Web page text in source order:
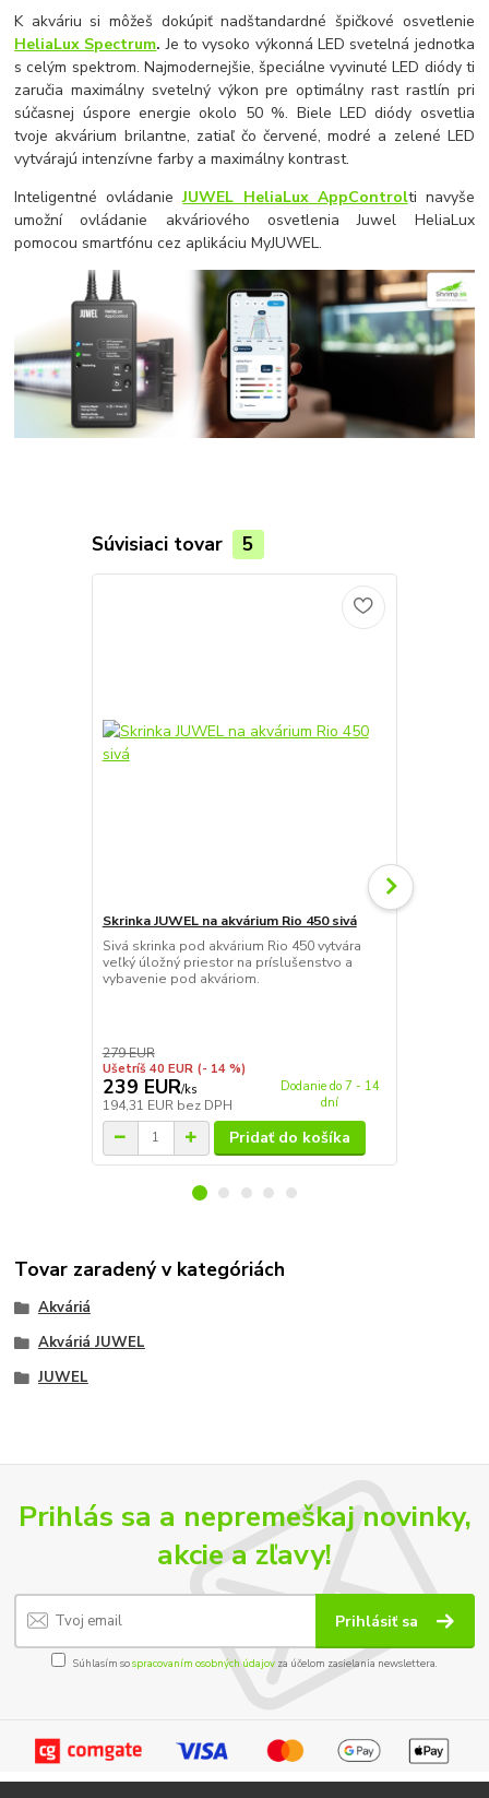
K akváriu si môžeš dokúpiť nadštandardné špičkové osvetlenie
HeliaLux Spectrum. Je to vysoko výkonná LED svetelná jednotka
s celým spektrom. Najmodernejšie, špeciálne vyvinuté LED diódy ti
zaručia maximálny svetelný výkon pre optimálny rast rastlín pri
súčasnej úspore energie okolo 50 %. Biele LED diódy osvetlia
tvoje akvárium brilantne, zatiaľ čo červené, modré a zelené LED
vytvárajú intenzívne farby a maximálny kontrast.
Inteligentné ovládanieJUWEL HeliaLux AppControlti navyše
umožní ovládanie akváriového osvetlenia Juwel HeliaLux
pomocou smartfónu cez aplikáciu MyJUWEL.
Súvisiaci tovar 5
Skrinka JUWEL na akvárium Rio 450 sivá
Sivá skrinka pod akvárium Rio 450 vytvára
veľký úložný priestor na príslušenstvo a
vybavenie pod akváriom.
279 EUR
Ušetríš 40 EUR (- 14 %)
239 EUR/ks
194,31 EUR bez DPH
Dodanie do 7 - 14
dní
Pridať do košíka
Tovar zaradený v kategóriách
Akváriá
Akváriá JUWEL
JUWEL
Prihlás sa a nepremeškaj novinky,
akcie a zľavy!
Prihlásiť sa
Súhlasím sospracovaním osobných údajov za účelom zasielania newslettera.